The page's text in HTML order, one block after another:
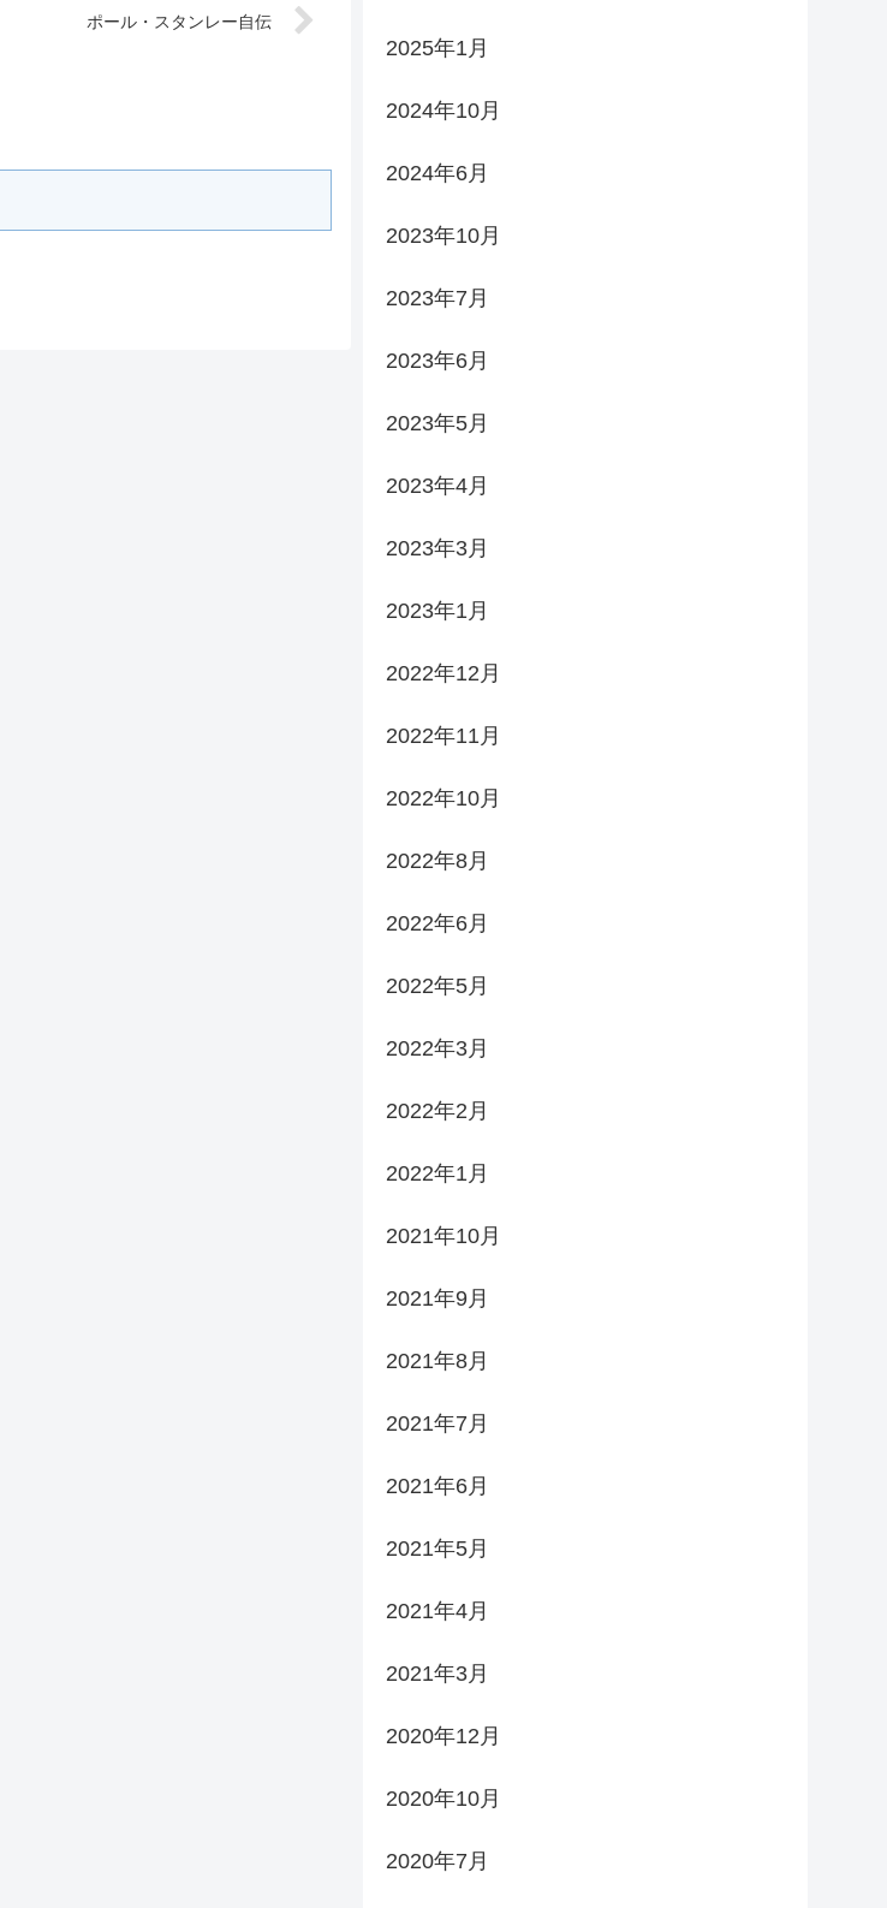
ポール・スタンレー自伝
2025年1月
2024年10月
2024年6月
2023年10月
2023年7月
2023年6月
2023年5月
2023年4月
2023年3月
2023年1月
2022年12月
2022年11月
2022年10月
2022年8月
2022年6月
2022年5月
2022年3月
2022年2月
2022年1月
2021年10月
2021年9月
2021年8月
2021年7月
2021年6月
2021年5月
2021年4月
2021年3月
2020年12月
2020年10月
2020年7月